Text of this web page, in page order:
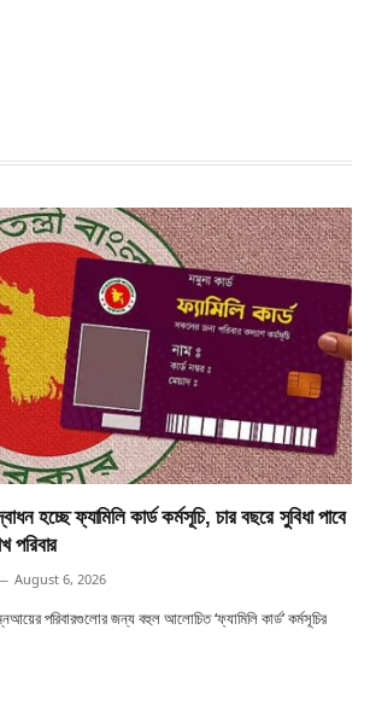
হচ্ছে ফ্যামিলি কার্ড কর্মসূচি, চার বছরে সুবিধা পাবে
পরিবার
August 6, 2026
পরিবারগুলোর জন্য বহুল আলোচিত ‘ফ্যামিলি কার্ড’ কর্মসূচির